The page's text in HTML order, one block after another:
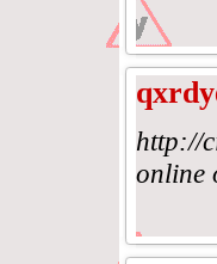
http://
online